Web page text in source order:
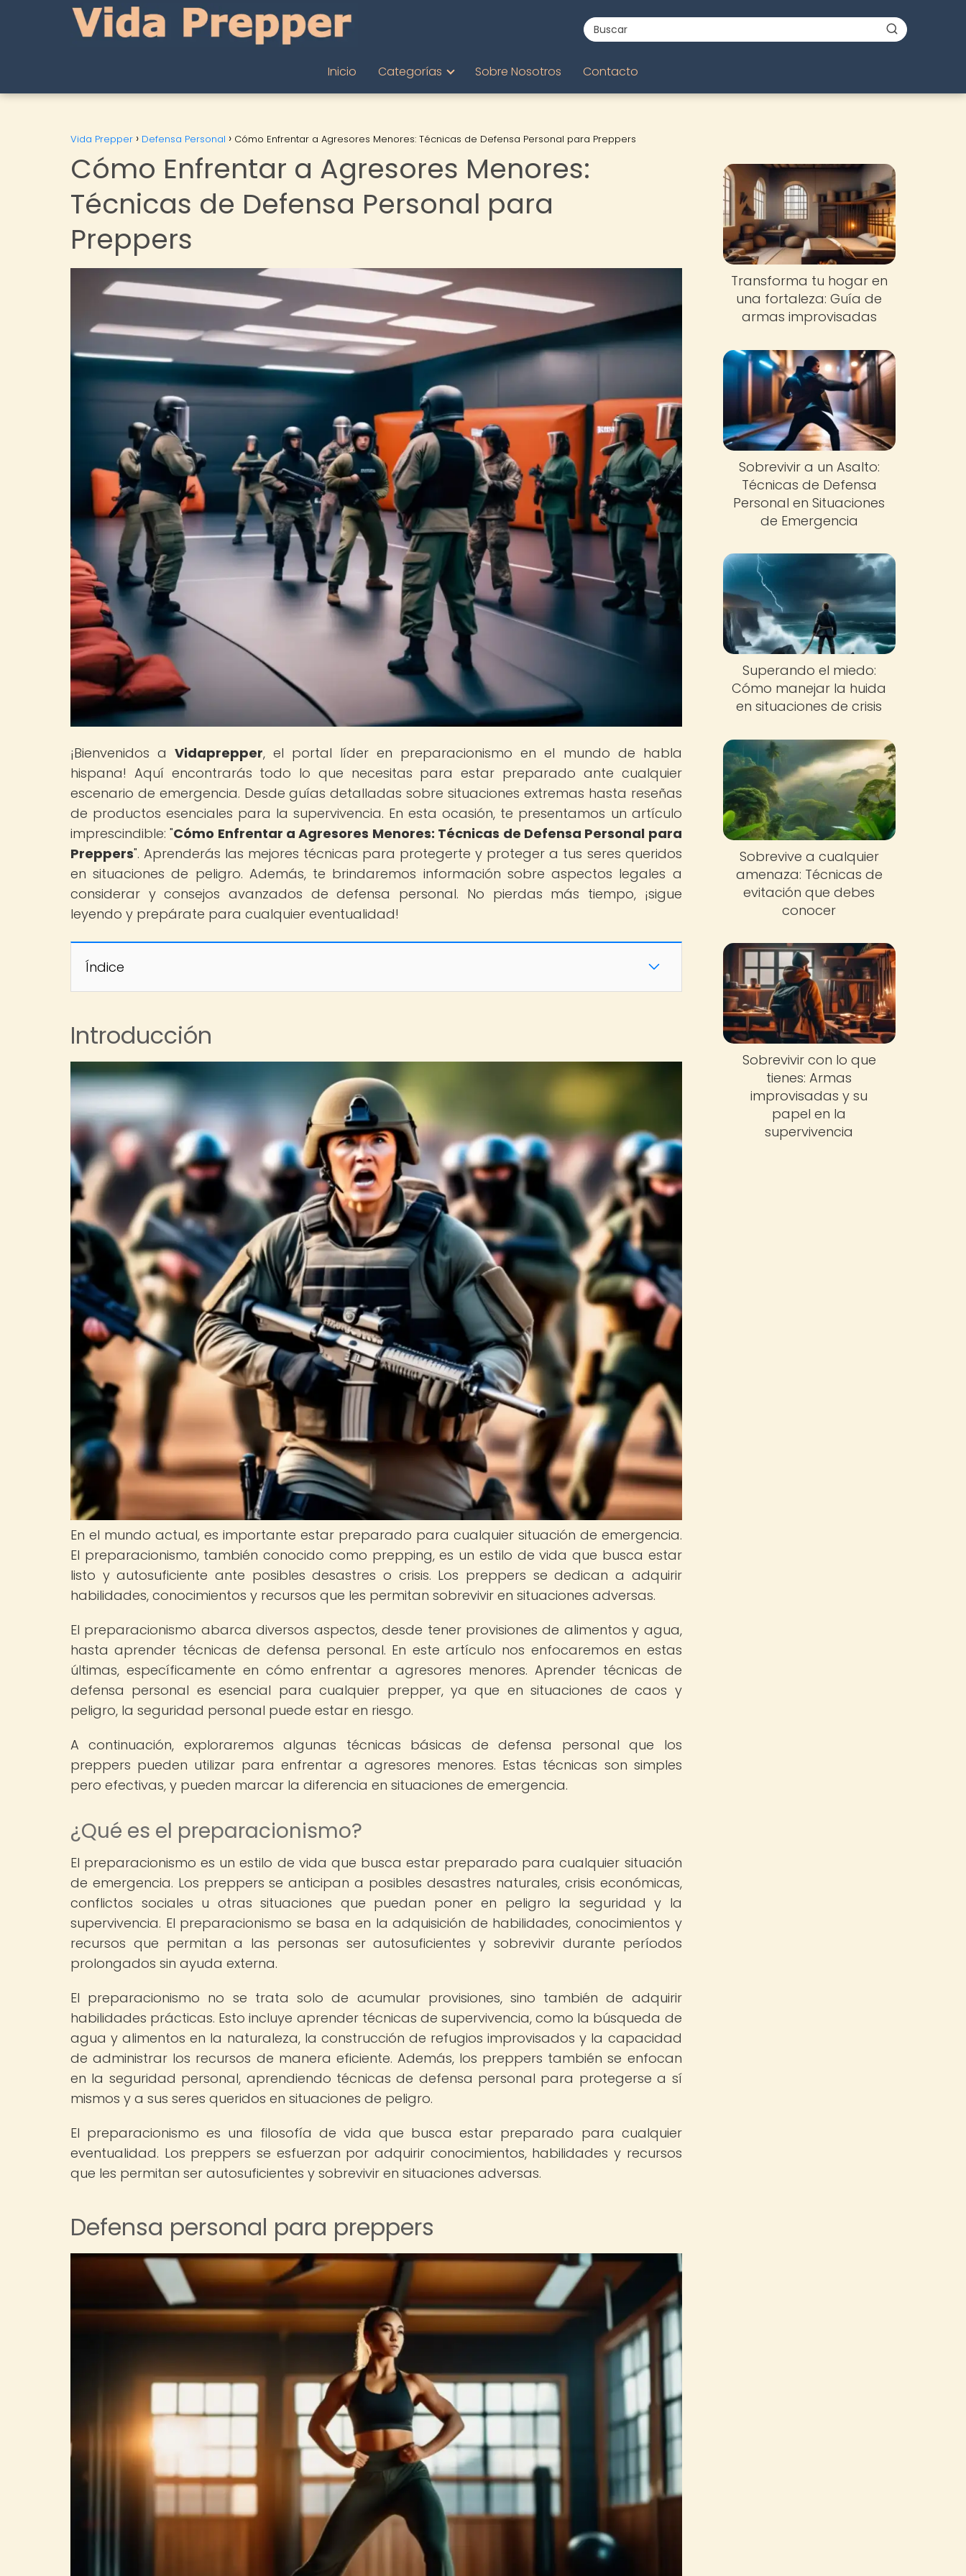
Inicio Categorías Sobre Nosotros Contacto
Vida Prepper Defensa Personal Cómo Enfrentar a Agresores Menores: Técnicas de Defensa Personal para Preppers
Cómo Enfrentar a Agresores Menores:
Técnicas de Defensa Personal para
Preppers
¡Bienvenidos aVidaprepper, el portal líder en preparacionismo en el mundo de habla
hispana! Aquí encontrarás todo lo que necesitas para estar preparado ante cualquier
escenario de emergencia. Desde guías detalladas sobre situaciones extremas hasta reseñas
de productos esenciales para la supervivencia. En esta ocasión, te presentamos un artículo
imprescindible: "Cómo Enfrentar a Agresores Menores: Técnicas de Defensa Personal para
Preppers". Aprenderás las mejores técnicas para protegerte y proteger a tus seres queridos
en situaciones de peligro. Además, te brindaremos información sobre aspectos legales a
considerar y consejos avanzados de defensa personal. No pierdas más tiempo, ¡sigue
leyendo y prepárate para cualquier eventualidad!
Índice
Introducción
En el mundo actual, es importante estar preparado para cualquier situación de emergencia.
El preparacionismo, también conocido como prepping, es un estilo de vida que busca estar
listo y autosuficiente ante posibles desastres o crisis. Los preppers se dedican a adquirir
habilidades, conocimientos y recursos que les permitan sobrevivir en situaciones adversas.
El preparacionismo abarca diversos aspectos, desde tener provisiones de alimentos y agua,
hasta aprender técnicas de defensa personal. En este artículo nos enfocaremos en estas
últimas, específicamente en cómo enfrentar a agresores menores. Aprender técnicas de
defensa personal es esencial para cualquier prepper, ya que en situaciones de caos y
peligro, la seguridad personal puede estar en riesgo.
A continuación, exploraremos algunas técnicas básicas de defensa personal que los
preppers pueden utilizar para enfrentar a agresores menores. Estas técnicas son simples
pero efectivas, y pueden marcar la diferencia en situaciones de emergencia.
¿Qué es el preparacionismo?
El preparacionismo es un estilo de vida que busca estar preparado para cualquier situación
de emergencia. Los preppers se anticipan a posibles desastres naturales, crisis económicas,
conflictos sociales u otras situaciones que puedan poner en peligro la seguridad y la
supervivencia. El preparacionismo se basa en la adquisición de habilidades, conocimientos y
recursos que permitan a las personas ser autosuficientes y sobrevivir durante períodos
prolongados sin ayuda externa.
El preparacionismo no se trata solo de acumular provisiones, sino también de adquirir
habilidades prácticas. Esto incluye aprender técnicas de supervivencia, como la búsqueda de
agua y alimentos en la naturaleza, la construcción de refugios improvisados y la capacidad
de administrar los recursos de manera eficiente. Además, los preppers también se enfocan
en la seguridad personal, aprendiendo técnicas de defensa personal para protegerse a sí
mismos y a sus seres queridos en situaciones de peligro.
El preparacionismo es una filosofía de vida que busca estar preparado para cualquier
eventualidad. Los preppers se esfuerzan por adquirir conocimientos, habilidades y recursos
que les permitan ser autosuficientes y sobrevivir en situaciones adversas.
Defensa personal para preppers
Transforma tu hogar en
una fortaleza: Guía de
armas improvisadas
Sobrevivir a un Asalto:
Técnicas de Defensa
Personal en Situaciones
de Emergencia
Superando el miedo:
Cómo manejar la huida
en situaciones de crisis
Sobrevive a cualquier
amenaza: Técnicas de
evitación que debes
conocer
Sobrevivir con lo que
tienes: Armas
improvisadas y su
papel en la
supervivencia